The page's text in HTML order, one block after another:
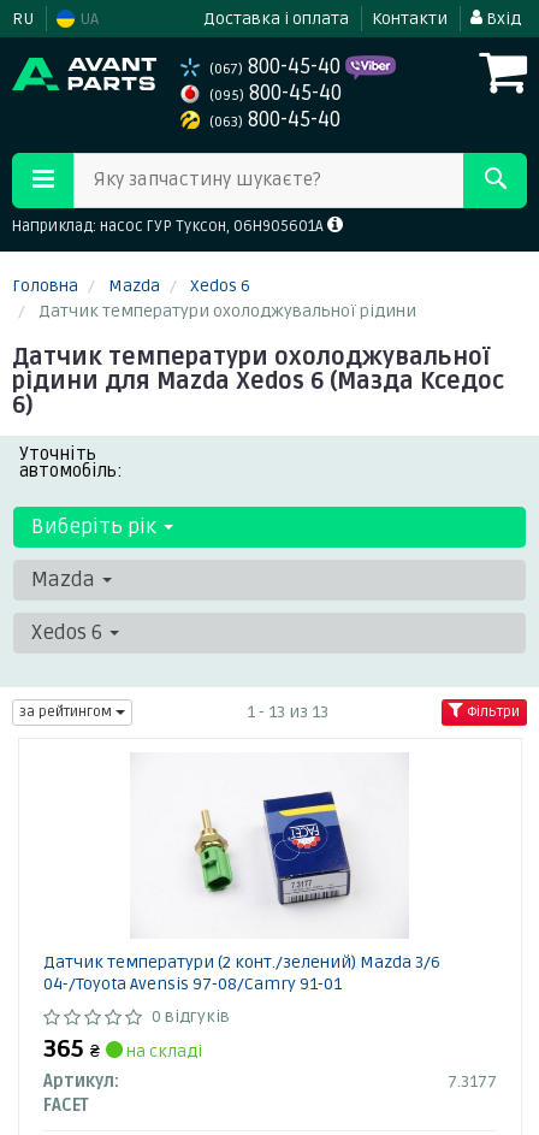
RU UA Доставка і оплата Контакти Вхід
(067) 800-45-40
(095) 800-45-40
(063) 800-45-40
Яку запчастину шукаєте?
Наприклад: насос ГУР Туксон, 06H905601A
Головна Mazda
Xedos 6
Датчик температури охолоджувальної рідини
Датчик температури охолоджувальної
рідини для Mazda Xedos 6 (Мазда Кседос
6)
Уточніть
автомобіль:
Виберіть рік
Mazda
Xedos 6
за рейтингом 1 - 13 из 13 Фільтри
Датчик температури (2 конт./зелений) Mazda 3/6
04-/Toyota Avensis 97-08/Camry 91-01
0 відгуків
365 ₴
на складі
Артикул:
7.3177
FACET